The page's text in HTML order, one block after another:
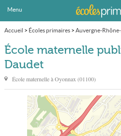
Menu
Accueil > Écoles primaires> Auvergne-
École maternelle publique Alphonse Daudet
École maternelle
Daudet
École maternelle àOyonnax (01100)